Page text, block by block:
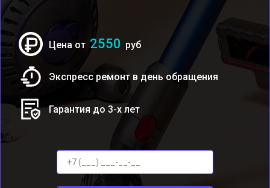
Цена от 2550 руб
Экспресс ремонт в день обращения
Гарантия до 3-х лет